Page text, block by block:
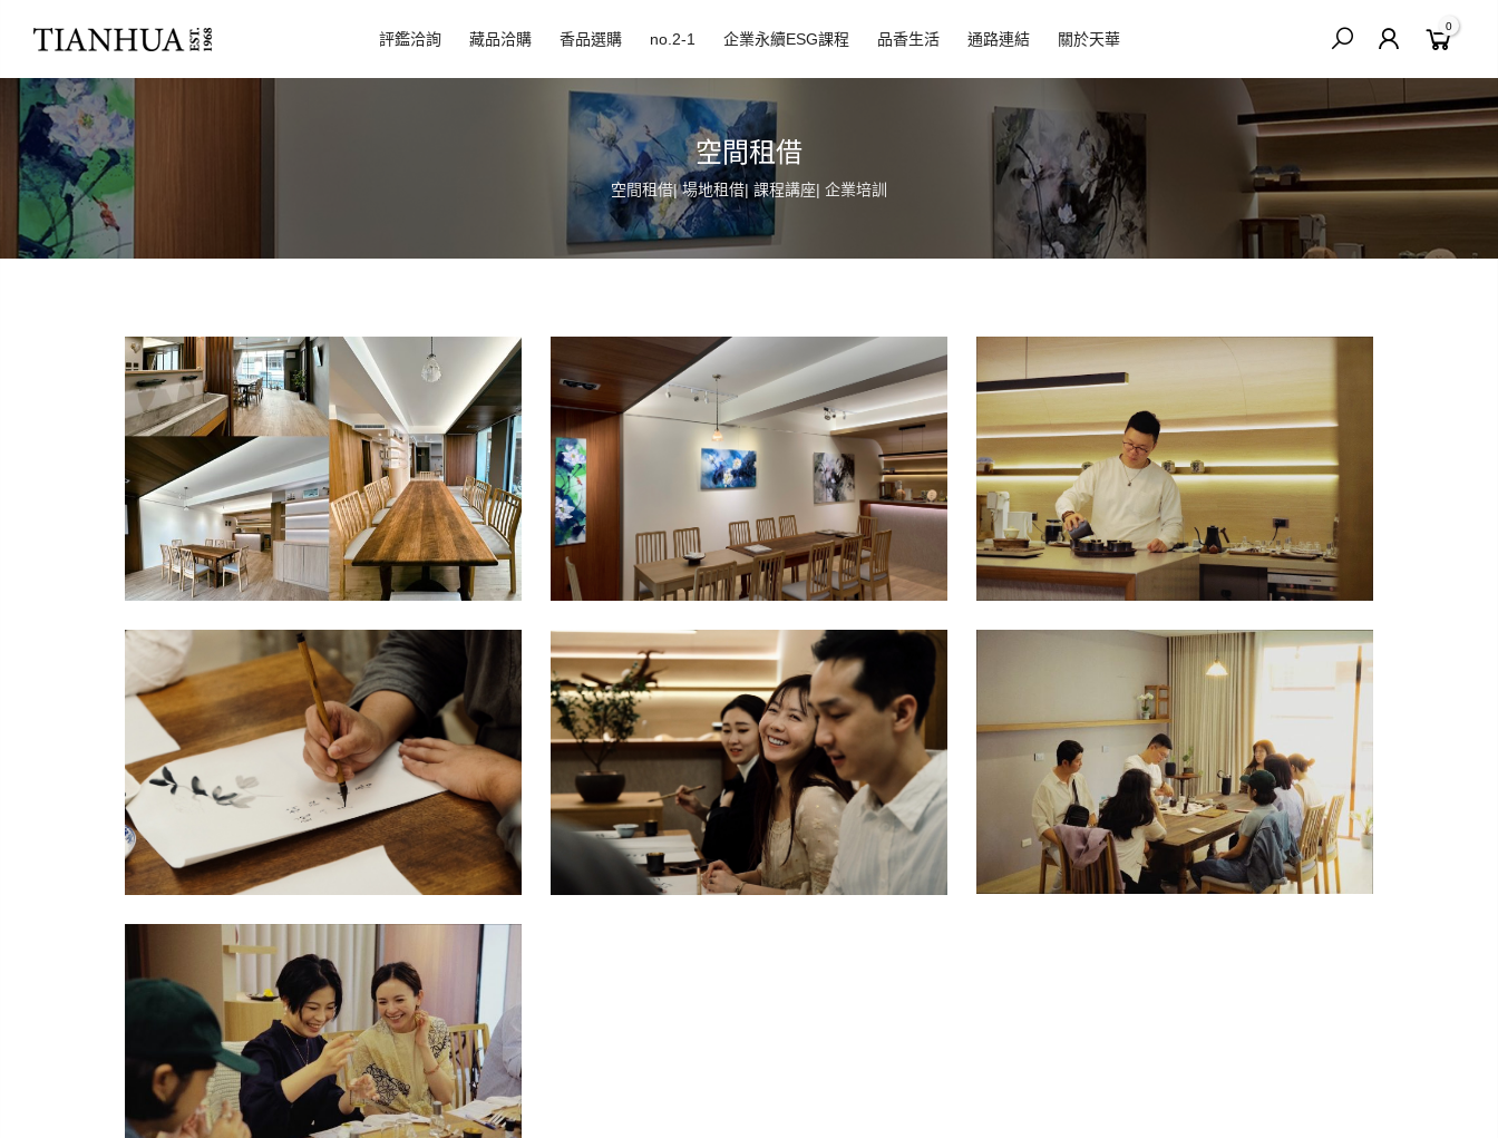
評鑑洽詢 藏品洽購 香品選購 no.2-1 企業永續ESG課程 品香生活 通路連結 關於天華
0
空間租借
空間租借| 場地租借| 課程講座| 企業培訓